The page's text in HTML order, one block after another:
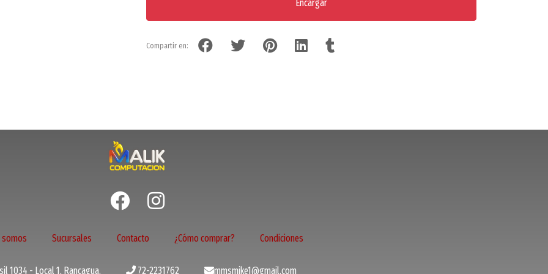
Encargar
Compartir en:
somos Sucursales Contacto ¿Cómo comprar? Condiciones
1034 - Local 1, Rancagua. 72-2231762 mmsmike1@gmail.com